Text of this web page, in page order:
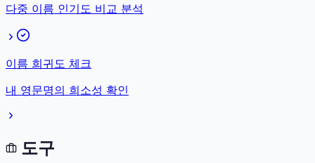
다중 이름 인기도 비교 분석
이름 희귀도 체크
내 영문명의 희소성 확인
도구